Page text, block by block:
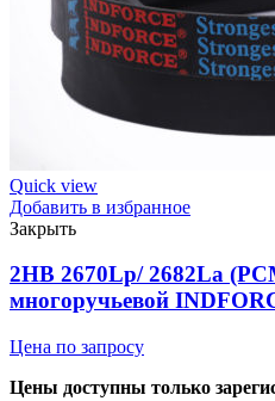
Quick view
Добавить в избранное
Закрыть
2HB 2670Lp/ 2682La
многоручьевой
Цена по запросу
Цены доступны только